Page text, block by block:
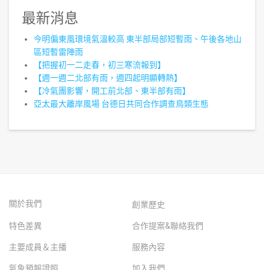
最新消息
今明偏東風環境氣溫較高 東半部局部短暫雨、午後各地山
區短暫雷陣雨
【把握初一二走春，初三寒流報到】
【週一週二北部有雨，週四起明顯轉熱】
【冷氣團影響，開工前北部、東半部有雨】
亞太最大離岸風場 台德日共同合作調查鳥類生態
關於我們 創業歷史
特色差異 合作提案&聯絡我們
主要成員＆主播 服務內容
氣象預報證照 加入我們